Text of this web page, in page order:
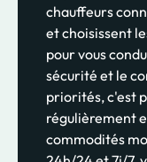
chauffeurs
et choisissent
pour vous
sécurité et le
priorités, c'est
régulièrement
commodités